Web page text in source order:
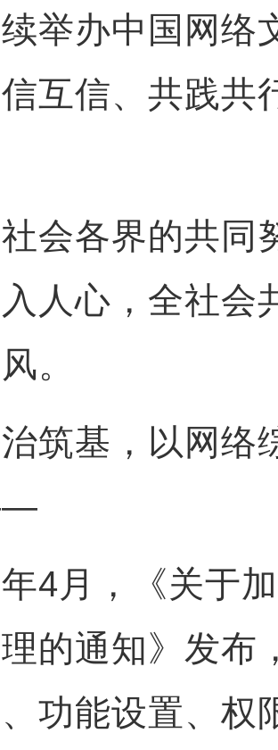
举办中国网络
互信、共践共
各界的共同
人心，全社会
。
基，以网络
月，《关于加
的通知》发布
功能设置、权